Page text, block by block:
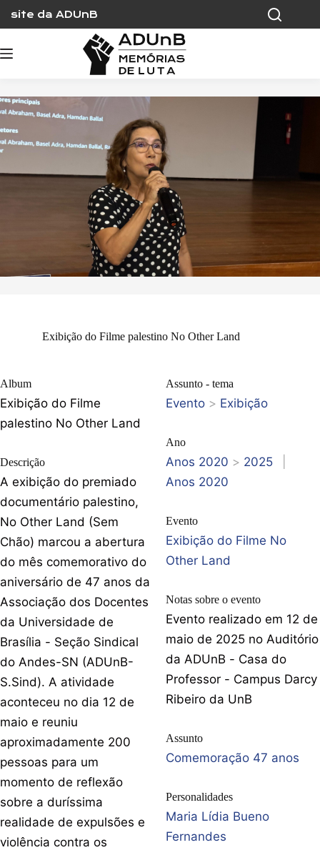
content
site da ADUnB
Exibição do Filme palestino No Other Land
Album
Exibição do Filme
palestino No Other Land
Descrição
A exibição do premiado
documentário palestino,
No Other Land (Sem
Chão) marcou a abertura
do mês comemorativo do
aniversário de 47 anos da
Associação dos Docentes
da Universidade de
Brasília - Seção Sindical
do Andes-SN (ADUnB-
S.Sind). A atividade
aconteceu no dia 12 de
maio e reuniu
aproximadamente 200
pessoas para um
momento de reflexão
sobre a duríssima
realidade de expulsões e
violência contra os
Assunto - tema
Evento > Exibição
Ano
Anos 2020 > 2025
Anos 2020
Evento
Exibição do Filme No
Other Land
Notas sobre o evento
Evento realizado em 12 de
maio de 2025 no Auditório
da ADUnB - Casa do
Professor - Campus Darcy
Ribeiro da UnB
Assunto
Comemoração 47 anos
Personalidades
Maria Lídia Bueno
Fernandes